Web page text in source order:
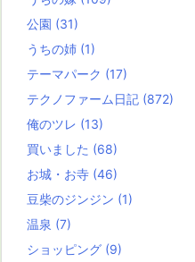
公園 (31)
うちの姉 (1)
テーマパーク (17)
テクノファーム日記 (872)
俺のツレ (13)
買いました (68)
お城・お寺 (46)
豆柴のジンジン (1)
温泉 (7)
ショッピング (9)